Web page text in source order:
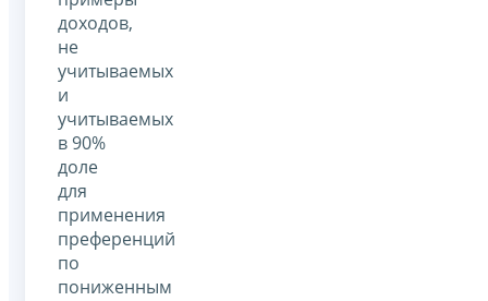
доходов,
не
учитываемых
и
учитываемых
в 90%
доле
для
применения
преференций
по
пониженным